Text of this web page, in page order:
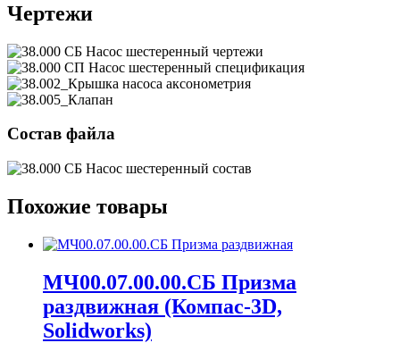
Чертежи
Состав файла
Похожие товары
МЧ00.07.00.00.СБ Призма
раздвижная (Компас-3D,
Solidworks)